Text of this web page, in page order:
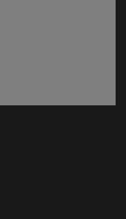
nueva ventana)
ventana)